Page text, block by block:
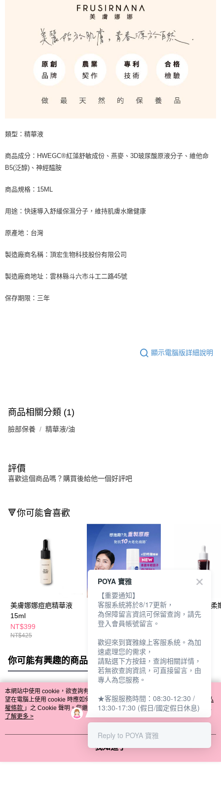
類型：精華液
商品成分：HWEGC®紅藻舒敏成份、燕麥、3D玻尿酸原液分子、維他命
B5(泛醇)、神經醯胺
商品規格：15ML
用途：快速導入舒緩保濕分子，維持肌膚水嫩健康
原產地：台灣
製造廠商名稱：頂宏生物科技股份有限公司
製造廠商地址：雲林縣斗六市斗工二路45號
保存期限：三年
顯示電腦版詳細說明
商品相關分類 (1)
臉部保養 精華液/油
評價
喜歡這個商品嗎？購買後給他一個好評吧
🔻你可能會喜歡
美膚娜娜痘疤精華液
15ml
NT$399
NT$425
妮維雅安溯齡™肌活精
華15ml
NT$599
GLAD2GLOW柔
膚精華15ml
你可能有興趣的商品 全站排行
熱門標籤
本網站中使用 cookie，欲查詢有關本網站使用 cookie 方式之詳情，及若您不希
望在電腦上使用 cookie 時應如何變更電腦的 cookie 設定，請參閱本網站「
隱私
權條款 」之 Cookie 聲明。您繼續使用本網站即表示您同意本公司得按本網站使
用條款之 Cookie 聲明使用 cookie。
了解更多 >
我知道了
POYA 寶雅
【重要通知】
客服系統將於8/17更新，
為保障留言資訊可保留查詢，請先
登入會員帳號留言。
歡迎來到寶雅線上客服系統。為加
速處理您的需求，
請點選下方按鈕，查詢相關詳情，
若無欲查詢資訊，可直接留言，由
專人為您服務。
★客服服務時間：08:30-12:30 /
13:30-17:30 (假日/國定假日休息)
Reply to POYA 寶雅